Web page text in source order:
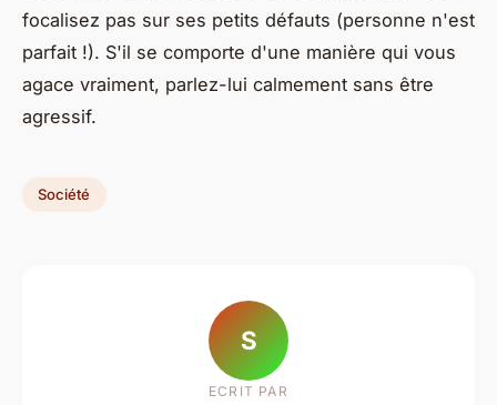
focalisez pas sur ses petits défauts (personne n'est
parfait !). S'il se comporte d'une manière qui vous
agace vraiment, parlez-lui calmement sans être
agressif.
Société
S
ECRIT PAR